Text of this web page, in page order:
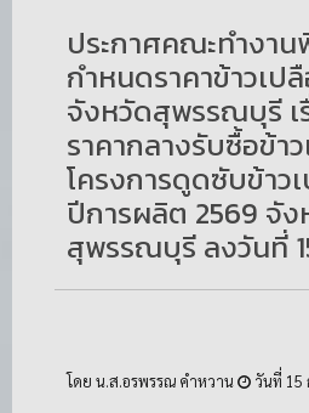
ประกาศคณะทำงา
กำหนดราคาข้าวเป
จังหวัดสุพรรณบุรี เ
ราคากลางรับซื้อข้า
โครงการดูดซับข้าว
ปีการผลิต 2569 จัง
สุพรรณบุรี ลงวันที่
โดย น.ส.อรพรรณ คำหวาน วันที่ 15